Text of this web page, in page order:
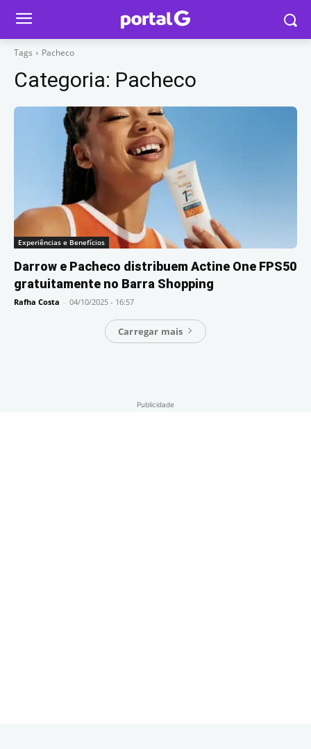
Tags Pacheco
Categoria: Pacheco
Experiências e Benefícios
Darrow e Pacheco distribuem Actine One FPS50
gratuitamente no Barra Shopping
Rafha Costa - 04/10/2025 - 16:57
Carregar mais
Publicidade